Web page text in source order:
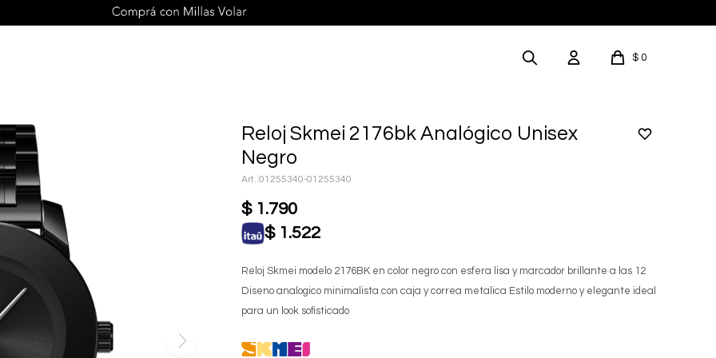
$ 0
Reloj Skmei 2176bk Analógico Unisex
Negro
01255340-01255340
$ 1.790
$ 1.522
Reloj Skmei modelo 2176BK en color negro con esfera lisa y marcador brillante a las 12
Diseno analogico minimalista con caja y correa metalica Estilo moderno y elegante ideal
para un look sofisticado